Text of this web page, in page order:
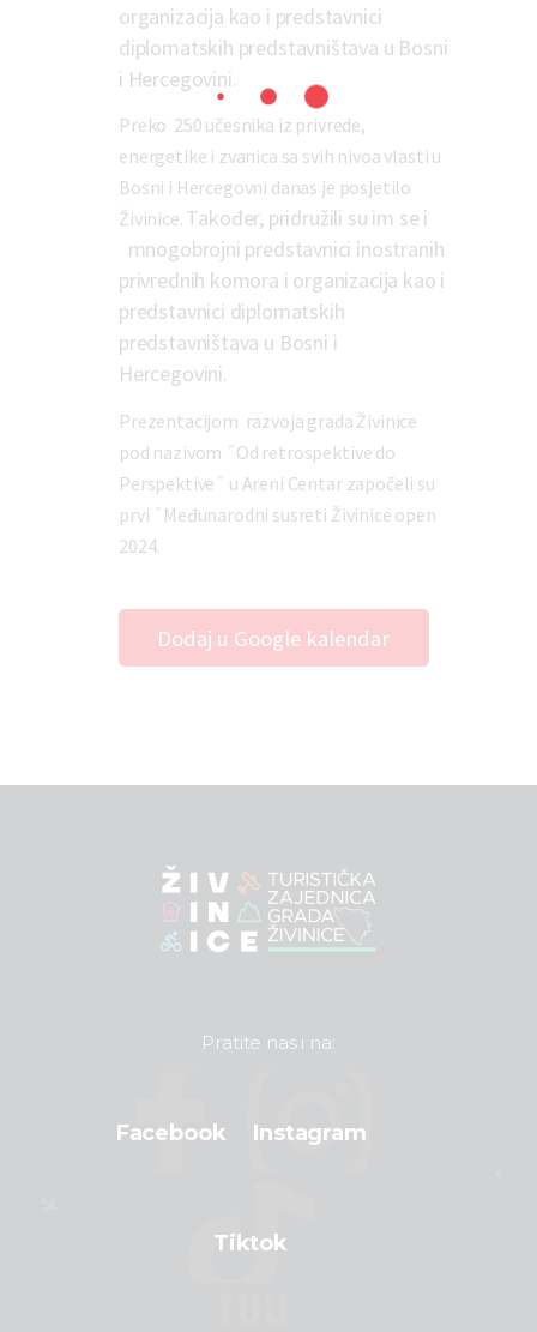
organizacija kao i predstavnici
diplomatskih predstavništava u Bosni
i Hercegovini.
Preko 250 učesnika iz privrede,
energetike i zvanica sa svih nivoa vlasti u
Bosni i Hercegovni danas je posjetilo
Živinice. Također, pridružili su im se i
mnogobrojni predstavnici inostranih
privrednih komora i organizacija kao i
predstavnici diplomatskih
predstavništava u Bosni i
Hercegovini.
Prezentacijom razvoja grada Živinice
pod nazivom ˝Od retrospektive do
Perspektive˝ u Areni Centar započeli su
prvi ˝Međunarodni susreti Živinice open
2024.
Dodaj u Google kalendar
Pratite nas i na:
Facebook Instagram
Tiktok